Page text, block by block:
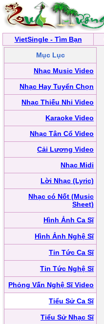
VietSingle - Tìm Bạn
Mục Lục
Nhạc Music Video
Nhạc Hay Tuyển Chọn
Nhạc Thiếu Nhi Video
Karaoke Video
Nhạc Tân Cổ Video
Cải Lương Video
Nhạc Midi
Lời Nhạc (Lyric)
Nhạc có Nốt (Music
Sheet)
Hình Ảnh Ca Sĩ
Hình Ảnh Nghệ Sĩ
Tin Tức Ca Sĩ
Tin Tức Nghệ Sĩ
Phỏng Vấn Nghệ Sĩ Video
Tiểu Sử Ca Sĩ
Tiểu Sử Nhạc Sĩ